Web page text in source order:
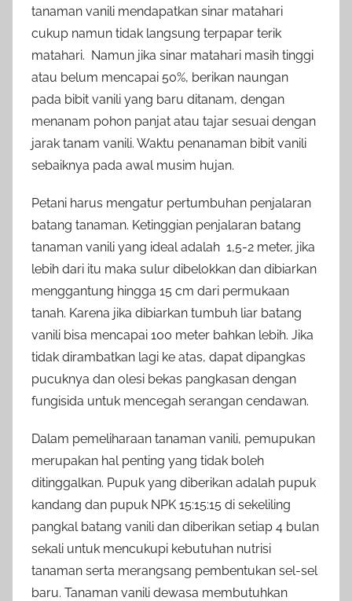
tanaman vanili mendapatkan sinar matahari
cukup namun tidak langsung terpapar terik
matahari. Namun jika sinar matahari masih tinggi
atau belum mencapai 50%, berikan naungan
pada bibit vanili yang baru ditanam, dengan
menanam pohon panjat atau tajar sesuai dengan
jarak tanam vanili. Waktu penanaman bibit vanili
sebaiknya pada awal musim hujan.
Petani harus mengatur pertumbuhan penjalaran
batang tanaman. Ketinggian penjalaran batang
tanaman vanili yang ideal adalah 1,5-2 meter, jika
lebih dari itu maka sulur dibelokkan dan dibiarkan
menggantung hingga 15 cm dari permukaan
tanah. Karena jika dibiarkan tumbuh liar batang
vanili bisa mencapai 100 meter bahkan lebih. Jika
tidak dirambatkan lagi ke atas, dapat dipangkas
pucuknya dan olesi bekas pangkasan dengan
fungisida untuk mencegah serangan cendawan.
Dalam pemeliharaan tanaman vanili, pemupukan
merupakan hal penting yang tidak boleh
ditinggalkan. Pupuk yang diberikan adalah pupuk
kandang dan pupuk NPK 15:15:15 di sekeliling
pangkal batang vanili dan diberikan setiap 4 bulan
sekali untuk mencukupi kebutuhan nutrisi
tanaman serta merangsang pembentukan sel-sel
baru. Tanaman vanili dewasa membutuhkan